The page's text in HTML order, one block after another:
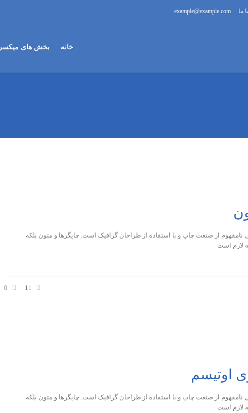
ما example@example.com
خانه بخش های میکسر
نامفهوم از صنعت چاپ و با استفاده از طراحان گرافیک است. چاپگرها و متون بلکه
لازم است
11
0
اوتیسم
نامفهوم از صنعت چاپ و با استفاده از طراحان گرافیک است. چاپگرها و متون بلکه
لازم است